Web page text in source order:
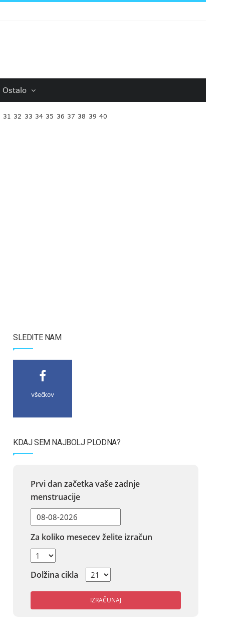
Ostalo
31 32 33 34 35 36 37 38 39 40
SLEDITE NAM
všečkov
KDAJ SEM NAJBOLJ PLODNA?
Prvi dan začetka vaše zadnje
menstruacije
Za koliko mesecev želite izračun
Dolžina cikla
IZRAČUNAJ